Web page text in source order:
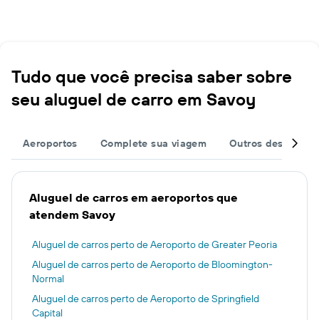
Tudo que você precisa saber sobre
seu aluguel de carro em Savoy
Aeroportos Complete sua viagem Outros destinos
Aluguel de carros em aeroportos que
atendem Savoy
Aluguel de carros perto de Aeroporto de Greater Peoria
Aluguel de carros perto de Aeroporto de Bloomington-
Normal
Aluguel de carros perto de Aeroporto de Springfield
Capital